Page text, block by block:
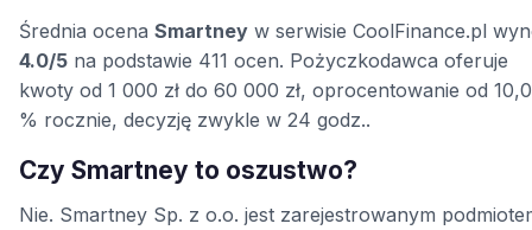
Średnia ocena Smartney w serwisie CoolFinance.pl
4.0/5 na podstawie 411 ocen. Pożyczkodawca oferuje
kwoty od 1 000 zł do 60 000 zł, oprocentowanie od
% rocznie, decyzję zwykle w 24 godz..
Czy Smartney to oszustwo?
Nie. Smartney Sp. z o.o. jest zarejestrowanym